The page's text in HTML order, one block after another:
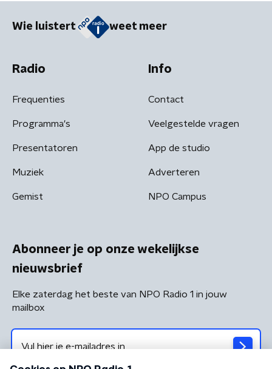
Wie luistert weet meer
Radio
Frequenties
Programma's
Presentatoren
Muziek
Gemist
Info
Contact
Veelgestelde vragen
App de studio
Adverteren
NPO Campus
Abonneer je op onze wekelijkse
nieuwsbrief
Elke zaterdag het beste van NPO Radio 1 in jouw
mailbox